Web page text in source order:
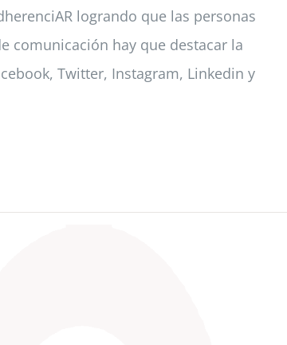
logrando que las personas
comunicación hay que destacar la
Twitter, Instagram, Linkedin y